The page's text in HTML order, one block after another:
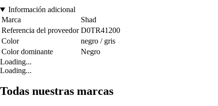
Información adicional
Marca
Shad
Referencia del proveedor D0TR41200
Color
negro / gris
Color dominante
Negro
Loading...
Loading...
Todas nuestras marcas